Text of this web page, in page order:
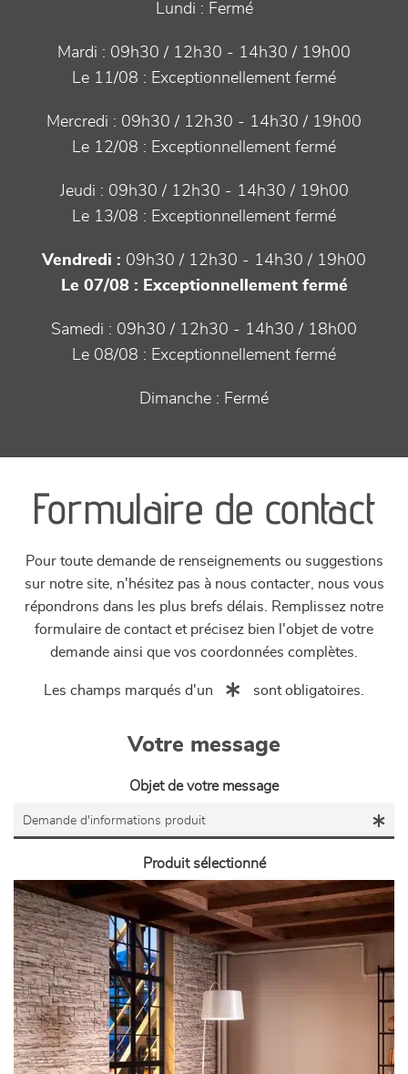
Lundi : Fermé
Mardi : 09h30 / 12h30 - 14h30 / 19h00
Le 11/08 : Exceptionnellement fermé
Mercredi : 09h30 / 12h30 - 14h30 / 19h00
Le 12/08 : Exceptionnellement fermé
Jeudi : 09h30 / 12h30 - 14h30 / 19h00
Le 13/08 : Exceptionnellement fermé
Vendredi : 09h30 / 12h30 - 14h30 / 19h00
Le 07/08 : Exceptionnellement fermé
Samedi : 09h30 / 12h30 - 14h30 / 18h00
Le 08/08 : Exceptionnellement fermé
Dimanche : Fermé
Formulaire de contact
Pour toute demande de renseignements ou suggestions
sur notre site, n'hésitez pas à nous contacter, nous vous
répondrons dans les plus brefs délais. Remplissez notre
formulaire de contact et précisez bien l'objet de votre
demande ainsi que vos coordonnées complètes.
Les champs marqués d'un sont obligatoires.
Votre message
Objet de votre message
Produit sélectionné